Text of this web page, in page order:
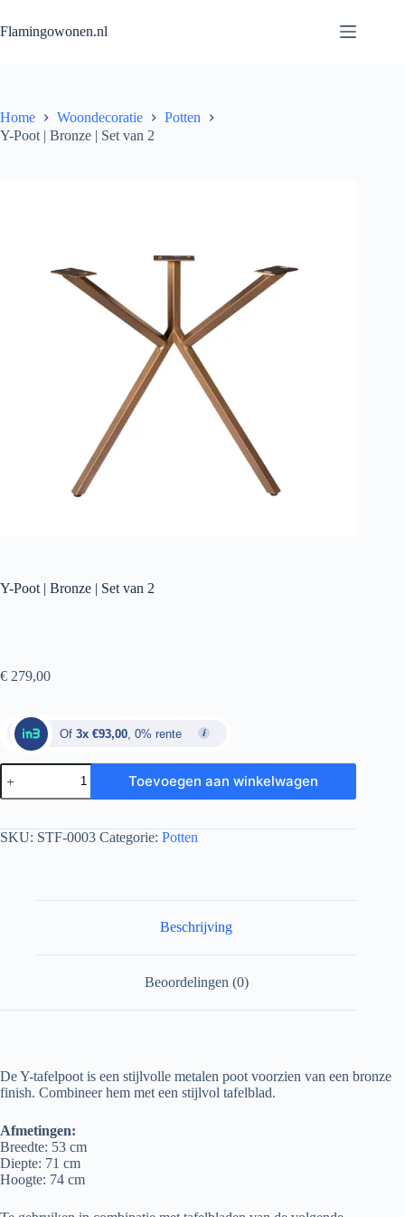
Flamingowonen.nl
Home Woondecoratie
Potten
Y-Poot | Bronze | Set van 2
Y-Poot | Bronze | Set van 2
€ 279,00
Of 3x €93,00 , 0% rente
Toevoegen aan winkelwagen
SKU: STF-0003 Categorie: Potten
Beschrijving
Beoordelingen (0)
De Y-tafelpoot is een stijlvolle metalen poot voorzien van een bronze
finish. Combineer hem met een stijlvol tafelblad.
Afmetingen:
Breedte: 53 cm
Diepte: 71 cm
Hoogte: 74 cm